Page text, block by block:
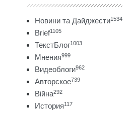
Новини та Дайджести1534
Brief1105
ТекстБлог1003
Мнения999
Видеоблоги962
Авторское739
Війна292
История117